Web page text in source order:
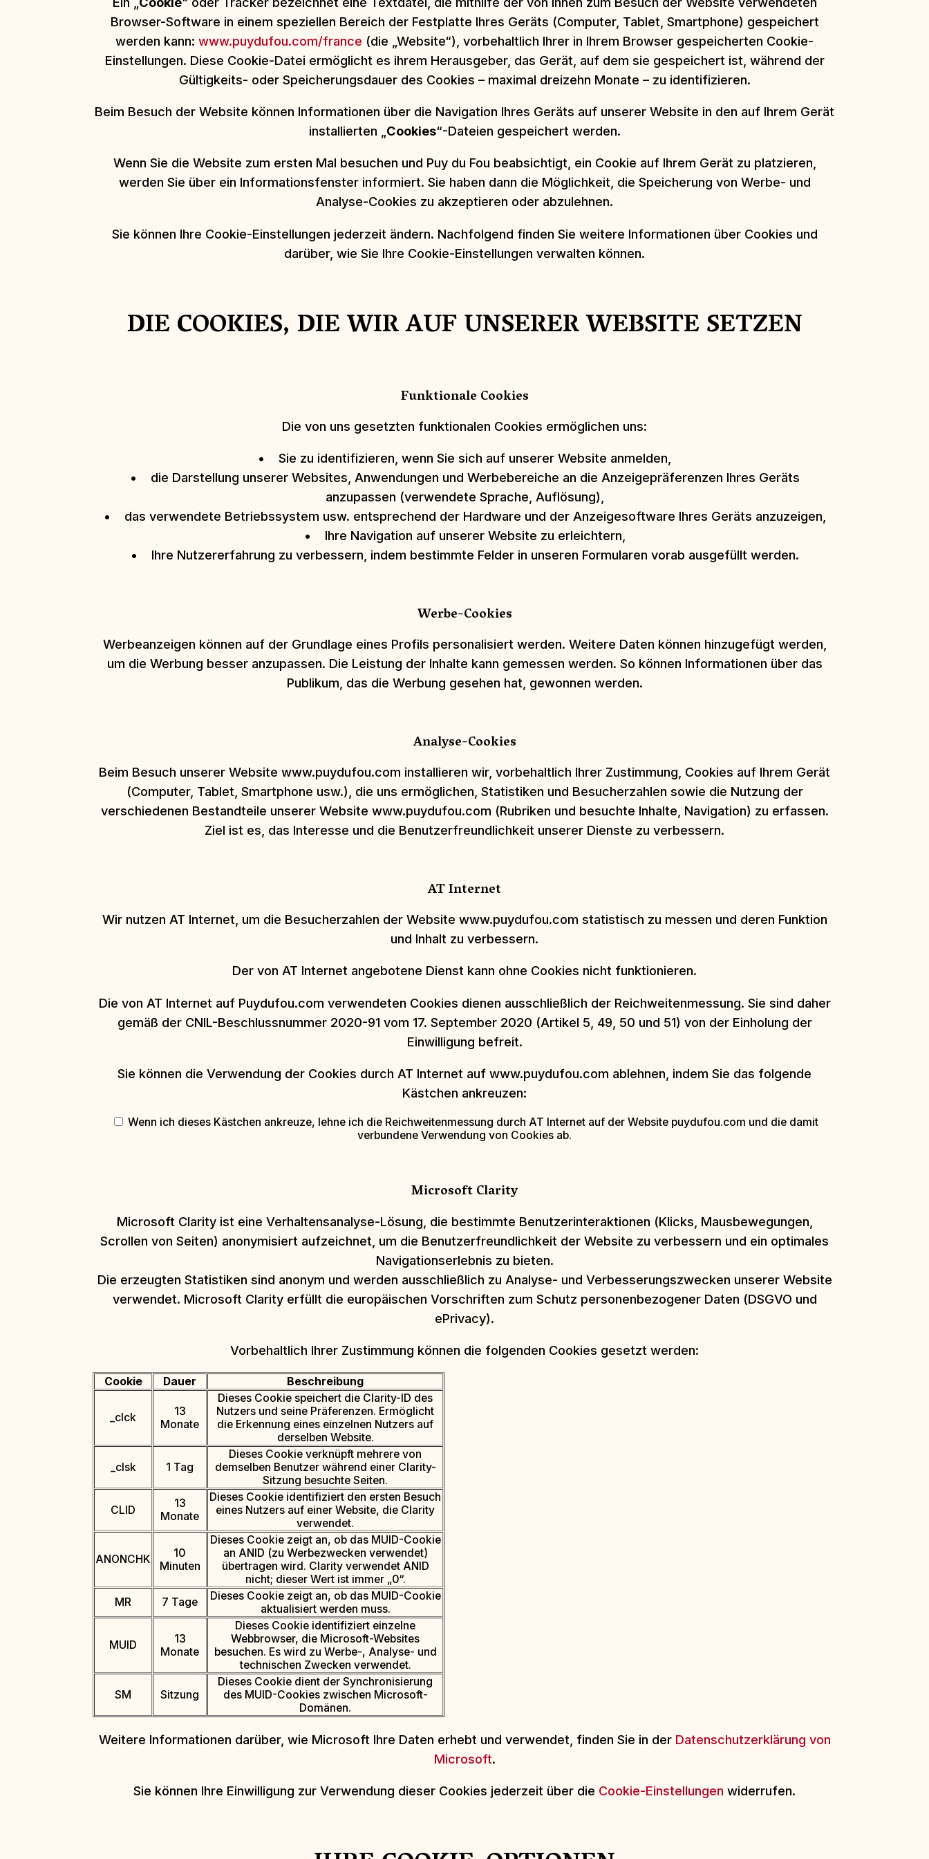
Browser-Software in einem speziellen Bereich der Festplatte Ihres Geräts (Computer, Tablet, Smartphone) gespeichert
werden kann: www.puydufou.com/france (die „Website“), vorbehaltlich Ihrer in Ihrem Browser gespeicherten Cookie-
Einstellungen. Diese Cookie-Datei ermöglicht es ihrem Herausgeber, das Gerät, auf dem sie gespeichert ist, während der
Gültigkeits- oder Speicherungsdauer des Cookies – maximal dreizehn Monate – zu identifizieren.
Beim Besuch der Website können Informationen über die Navigation Ihres Geräts auf unserer Website in den auf Ihrem Gerät
installierten „ Cookies“-Dateien gespeichert werden.
Wenn Sie die Website zum ersten Mal besuchen und Puy du Fou beabsichtigt, ein Cookie auf Ihrem Gerät zu platzieren,
werden Sie über ein Informationsfenster informiert. Sie haben dann die Möglichkeit, die Speicherung von Werbe- und
Analyse-Cookies zu akzeptieren oder abzulehnen.
Sie können Ihre Cookie-Einstellungen jederzeit ändern. Nachfolgend finden Sie weitere Informationen über Cookies und
darüber, wie Sie Ihre Cookie-Einstellungen verwalten können.
DIE COOKIES, DIE WIR AUF UNSERER WEBSITE SETZEN
Funktionale Cookies
Die von uns gesetzten funktionalen Cookies ermöglichen uns:
• Sie zu identifizieren, wenn Sie sich auf unserer Website anmelden,
• die Darstellung unserer Websites, Anwendungen und Werbebereiche an die Anzeigepräferenzen Ihres Geräts
anzupassen (verwendete Sprache, Auflösung),
• das verwendete Betriebssystem usw. entsprechend der Hardware und der Anzeigesoftware Ihres Geräts anzuzeigen,
• Ihre Navigation auf unserer Website zu erleichtern,
• Ihre Nutzererfahrung zu verbessern, indem bestimmte Felder in unseren Formularen vorab ausgefüllt werden.
Werbe-Cookies
Werbeanzeigen können auf der Grundlage eines Profils personalisiert werden. Weitere Daten können hinzugefügt werden,
um die Werbung besser anzupassen. Die Leistung der Inhalte kann gemessen werden. So können Informationen über das
Publikum, das die Werbung gesehen hat, gewonnen werden.
Analyse-Cookies
Beim Besuch unserer Website www.puydufou.com installieren wir, vorbehaltlich Ihrer Zustimmung, Cookies auf Ihrem Gerät
(Computer, Tablet, Smartphone usw.), die uns ermöglichen, Statistiken und Besucherzahlen sowie die Nutzung der
verschiedenen Bestandteile unserer Website www.puydufou.com (Rubriken und besuchte Inhalte, Navigation) zu erfassen.
Ziel ist es, das Interesse und die Benutzerfreundlichkeit unserer Dienste zu verbessern.
AT Internet
Wir nutzen AT Internet, um die Besucherzahlen der Website www.puydufou.com statistisch zu messen und deren Funktion
und Inhalt zu verbessern.
Der von AT Internet angebotene Dienst kann ohne Cookies nicht funktionieren.
Die von AT Internet auf Puydufou.com verwendeten Cookies dienen ausschließlich der Reichweitenmessung. Sie sind daher
gemäß der CNIL-Beschlussnummer 2020-91 vom 17. September 2020 (Artikel 5, 49, 50 und 51) von der Einholung der
Einwilligung befreit.
Sie können die Verwendung der Cookies durch AT Internet auf www.puydufou.com ablehnen, indem Sie das folgende
Kästchen ankreuzen:
Wenn ich dieses Kästchen ankreuze, lehne ich die Reichweitenmessung durch AT Internet auf der Website puydufou.com und die damit
verbundene Verwendung von Cookies ab.
Microsoft Clarity
Microsoft Clarity ist eine Verhaltensanalyse-Lösung, die bestimmte Benutzerinteraktionen (Klicks, Mausbewegungen,
Scrollen von Seiten) anonymisiert aufzeichnet, um die Benutzerfreundlichkeit der Website zu verbessern und ein optimales
Navigationserlebnis zu bieten.
Die erzeugten Statistiken sind anonym und werden ausschließlich zu Analyse- und Verbesserungszwecken unserer Website
verwendet. Microsoft Clarity erfüllt die europäischen Vorschriften zum Schutz personenbezogener Daten (DSGVO und
ePrivacy).
Vorbehaltlich Ihrer Zustimmung können die folgenden Cookies gesetzt werden:
Cookie Dauer Beschreibung
_clck
13
Monate
Dieses Cookie speichert die Clarity-ID des
Nutzers und seine Präferenzen. Ermöglicht
die Erkennung eines einzelnen Nutzers auf
derselben Website.
_clsk 1 Tag
Dieses Cookie verknüpft mehrere von
demselben Benutzer während einer Clarity-
Sitzung besuchte Seiten.
CLID
13
Monate
Dieses Cookie identifiziert den ersten Besuch
eines Nutzers auf einer Website, die Clarity
verwendet.
ANONCHK
10
Minuten
Dieses Cookie zeigt an, ob das MUID-Cookie
an ANID (zu Werbezwecken verwendet)
übertragen wird. Clarity verwendet ANID
nicht; dieser Wert ist immer „0“.
MR
7 Tage
Dieses Cookie zeigt an, ob das MUID-Cookie
aktualisiert werden muss.
MUID
13
Monate
Dieses Cookie identifiziert einzelne
Webbrowser, die Microsoft-Websites
besuchen. Es wird zu Werbe-, Analyse- und
technischen Zwecken verwendet.
SM Sitzung
Dieses Cookie dient der Synchronisierung
des MUID-Cookies zwischen Microsoft-
Domänen.
Weitere Informationen darüber, wie Microsoft Ihre Daten erhebt und verwendet, finden Sie in der Datenschutzerklärung von
Microsoft.
Sie können Ihre Einwilligung zur Verwendung dieser Cookies jederzeit über die Cookie-Einstellungen widerrufen.